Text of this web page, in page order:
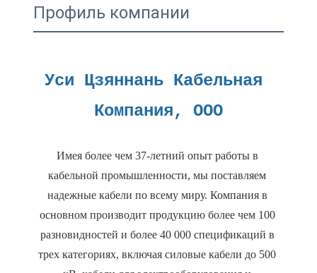
Профиль компании
Уси Цзяннань Кабельная
Имея более чем 37-летний опыт работы в
кабельной промышленности, мы поставляем
надежные кабели по всему миру. Компания в
основном производит продукцию более чем 100
разновидностей и более 40 000 спецификаций в
трех категориях, включая силовые кабели до 500